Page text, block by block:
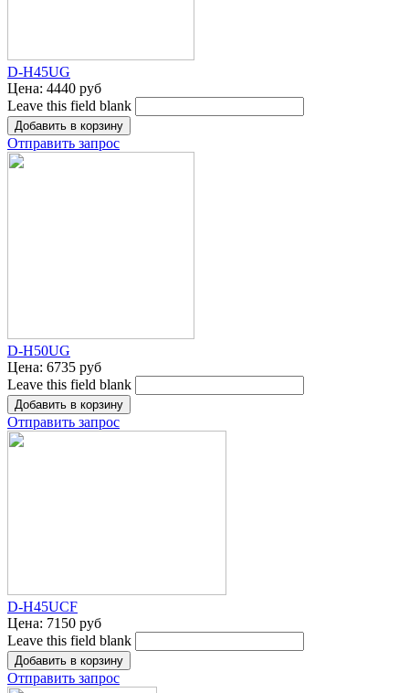
D-H45UG
Цена: 4440 руб
Leave this field blank
Отправить запрос
D-H50UG
Цена: 6735 руб
Leave this field blank
Отправить запрос
D-H45UCF
Цена: 7150 руб
Leave this field blank
Отправить запрос